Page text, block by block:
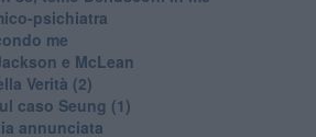
psichiatra
me
e McLean
Verità (2)
caso Seung (1)
annunciata